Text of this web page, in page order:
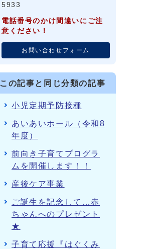
5933
電話番号のかけ間違いにご注
意ください！
お問い合わせフォーム
この記事と同じ分類の記事
小児定期予防接種
あいあいホール（令和8
年度）
前向き子育てプログラ
ムを開催します！！
産後ケア事業
ご誕生を記念して…赤
ちゃんへのプレゼント
★
子育て応援『はぐくみ